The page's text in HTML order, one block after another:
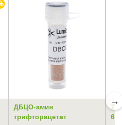
ДБЦО-амин
трифторацетат
6-
→